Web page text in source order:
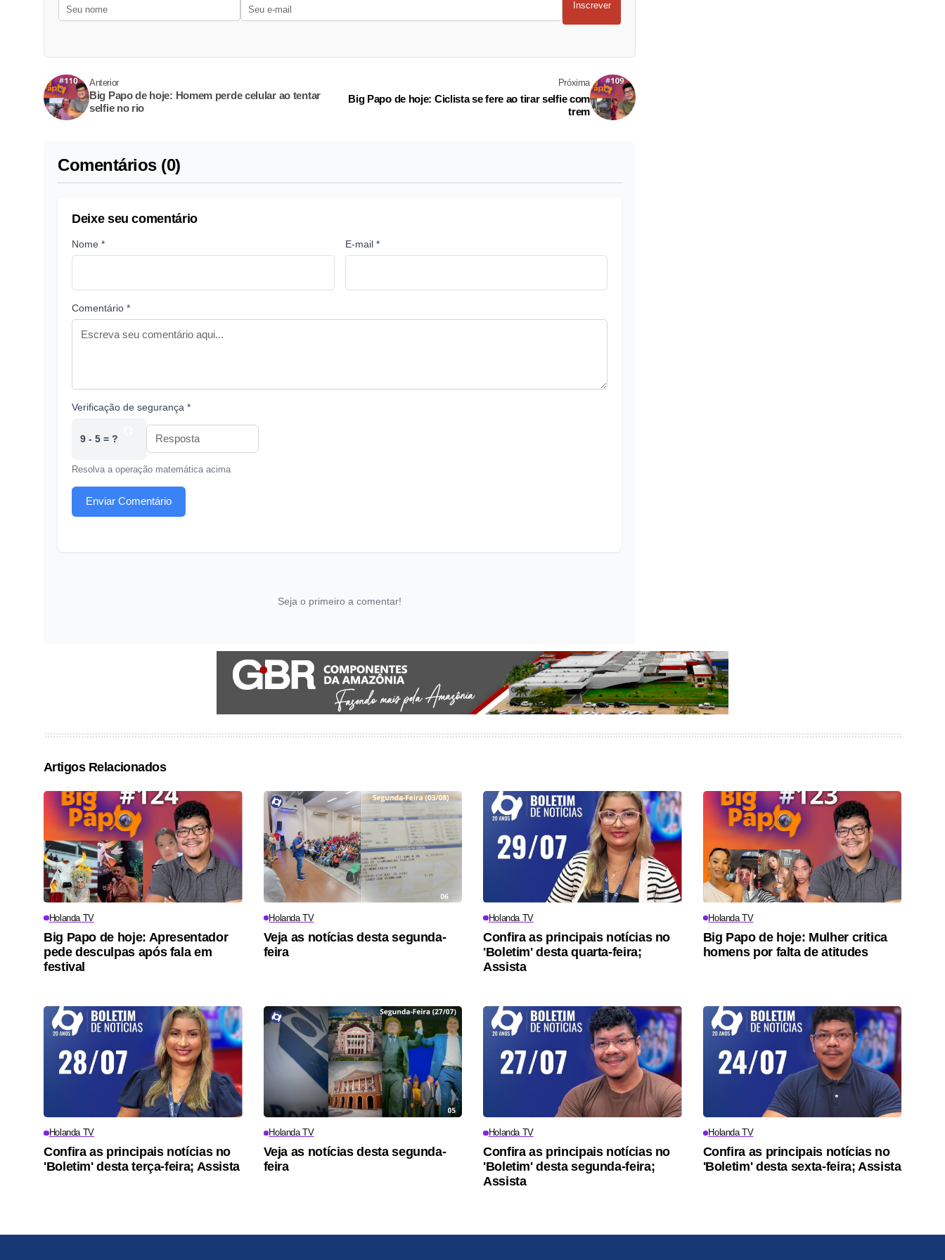
Inscrever
Anterior
Big Papo de hoje: Homem perde celular ao tentar
selfie no rio
Próxima
Big Papo de hoje: Ciclista se fere ao tirar selfie com
trem
Comentários (0)
Deixe seu comentário
Nome * E-mail *
Comentário *
Verificação de segurança *
9 - 5 = ?
Resolva a operação matemática acima
Enviar Comentário
Seja o primeiro a comentar!
Artigos Relacionados
Holanda TV
Big Papo de hoje: Apresentador
pede desculpas após fala em
festival
Holanda TV
Veja as notícias desta segunda-
feira
Holanda TV
Confira as principais notícias no
'Boletim' desta quarta-feira;
Assista
Holanda TV
Big Papo de hoje: Mulher critica
homens por falta de atitudes
Holanda TV
Confira as principais notícias no
'Boletim' desta terça-feira; Assista
Holanda TV
Veja as notícias desta segunda-
feira
Holanda TV
Confira as principais notícias no
'Boletim' desta segunda-feira;
Assista
Holanda TV
Confira as principais notícias no
'Boletim' desta sexta-feira; Assista